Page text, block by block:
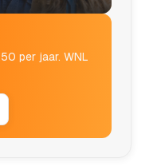
per jaar. WNL